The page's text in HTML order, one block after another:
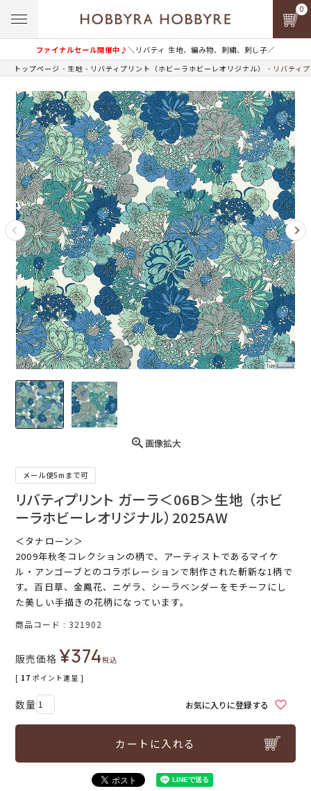
ファイナルセール開催中♪＼リバティ 生地、編み物、刺繍、刺し子／
0
トップページ 生地 リバティプリント（ホビーラホビーレオリジナル） リバティ
画像拡大
メール便5mまで可
リバティプリント ガーラ＜06B＞生地 （ホビ
ーラホビーレオリジナル）2025AW
＜タナローン＞
2009年秋冬コレクションの柄で、アーティストであるマイケ
ル・アンゴーブとのコラボレーションで制作された斬新な1柄で
す。百日草、金鳳花、ニゲラ、シーラベンダーをモチーフにし
た美しい手描きの花柄になっています。
商品コード 321902
販売価格 ¥374税込
[ 17 ポイント進呈 ]
お気に入りに登録する
カートに入れる